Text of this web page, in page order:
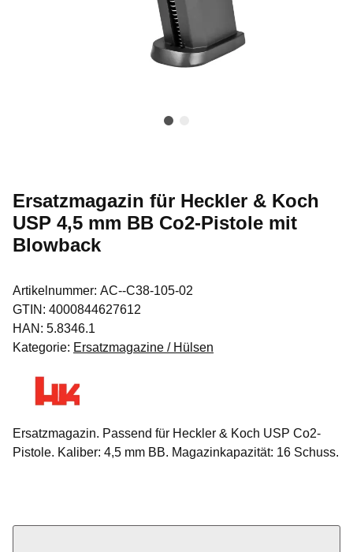
Ersatzmagazin für Heckler & Koch
USP 4,5 mm BB Co2-Pistole mit
Blowback
Artikelnummer: AC--C38-105-02
GTIN: 4000844627612
HAN: 5.8346.1
Kategorie: Ersatzmagazine / Hülsen
Ersatzmagazin. Passend für Heckler & Koch USP Co2-
Pistole. Kaliber: 4,5 mm BB. Magazinkapazität: 16 Schuss.